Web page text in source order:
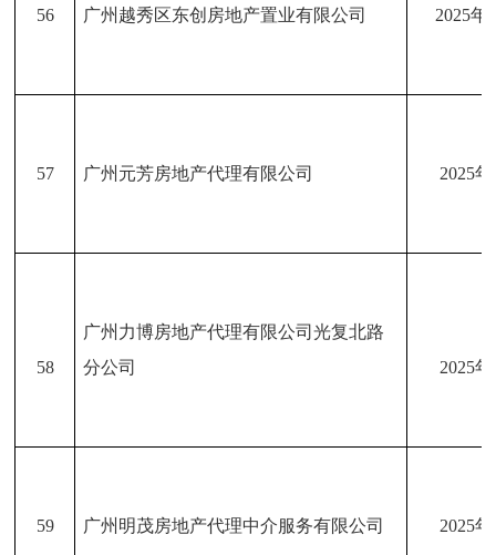
56 广州越秀区东创房地产置业有限公司 2025年
57 广州元芳房地产代理有限公司 2025
58
广州力博房地产代理有限公司光复北路
分公司
2025
59 广州明茂房地产代理中介服务有限公司 2025